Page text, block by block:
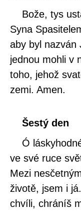
Bože, tys
Syna
aby byl nazván
jednou mohli v
toho, jehož
zemi. Amen.
Šestý den
Ó
ve své ruce
Mezi
životě, jsem i
chvíli, chráníš